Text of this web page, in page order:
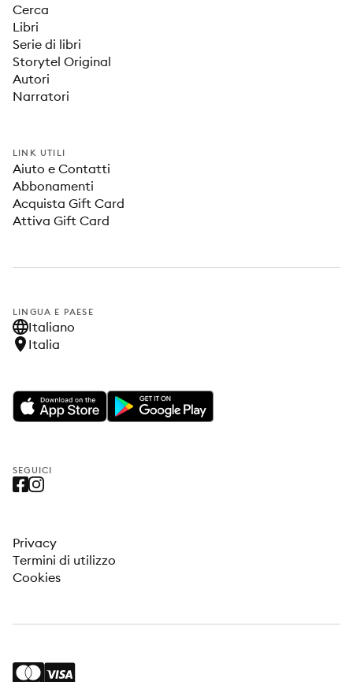
Cerca
Libri
Serie di libri
Storytel Original
Autori
Narratori
LINK UTILI
Aiuto e Contatti
Abbonamenti
Acquista Gift Card
Attiva Gift Card
LINGUA E PAESE
Italiano
Italia
SEGUICI
Privacy
Termini di utilizzo
Cookies